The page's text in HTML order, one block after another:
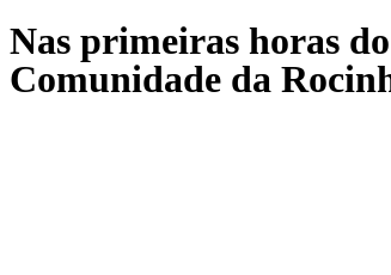
Nas primeiras horas
Comunidade da